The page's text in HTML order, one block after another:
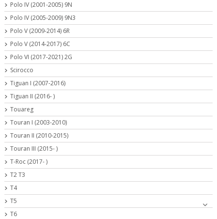
Polo IV (2001-2005) 9N
Polo IV (2005-2009) 9N3
Polo V (2009-2014) 6R
Polo V (2014-2017) 6C
Polo VI (2017-2021) 2G
Scirocco
Tiguan I (2007-2016)
Tiguan II (2016- )
Touareg
Touran I (2003-2010)
Touran II (2010-2015)
Touran III (2015- )
T-Roc (2017- )
T2 T3
T4
T5
T6